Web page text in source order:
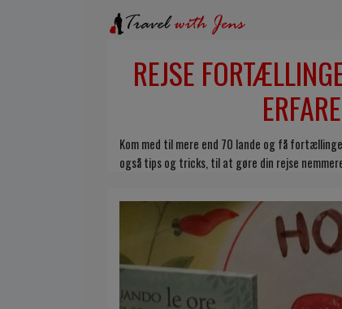
REJSE
Kom med til mere end 70 lande og få
også tips og tricks, til at gøre din rejse